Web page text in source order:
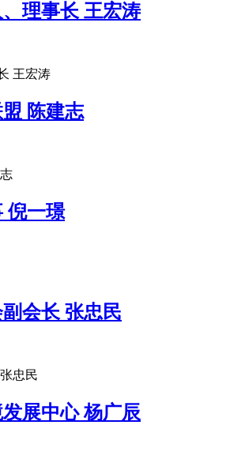
理事长 王宏涛
王宏涛
陈建志
倪一璟
会长 张忠民
忠民
展中心 杨广辰